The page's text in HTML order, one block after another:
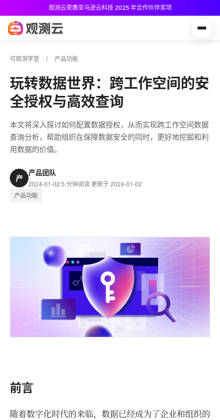
观测云免费版现已推出！
可观测学堂 产品功能
玩转数据世界：跨工作空间的安
全授权与高效查询
本文将深入探讨如何配置数据授权，从而实现跨工作空间数据
查询分析，帮助组织在保障数据安全的同时，更好地挖掘和利
用数据的价值。
产
产品团队
2024-01-02·5 分钟阅读·更新于 2024-01-02
产品功能
前言
随着数字化时代的来临，数据已经成为了企业和组织的